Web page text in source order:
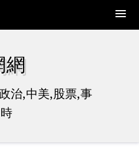
網
治,中美,股票,事
時